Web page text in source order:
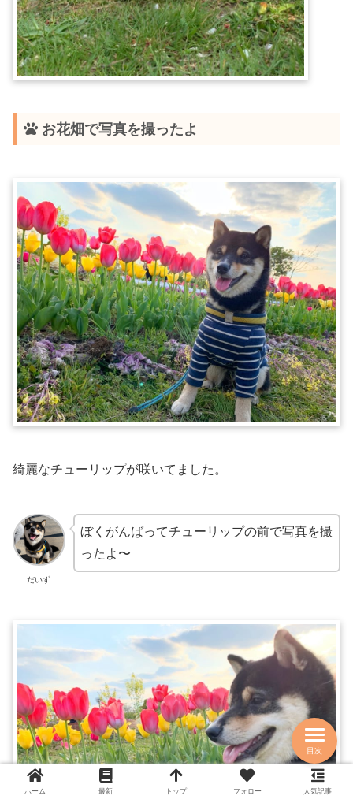
お花畑で写真を撮ったよ
綺麗なチューリップが咲いてました。
だいず
ぼくがんばってチューリップの前で写真を撮
ったよ〜
ホーム 最新 トップ フォロー 人気記事
目次